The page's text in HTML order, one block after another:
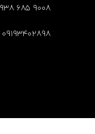
۹۰۰۸ ۶۸۵ ۰۹۳۸
۰۹۱۹۳۴۰۲۸۹۸